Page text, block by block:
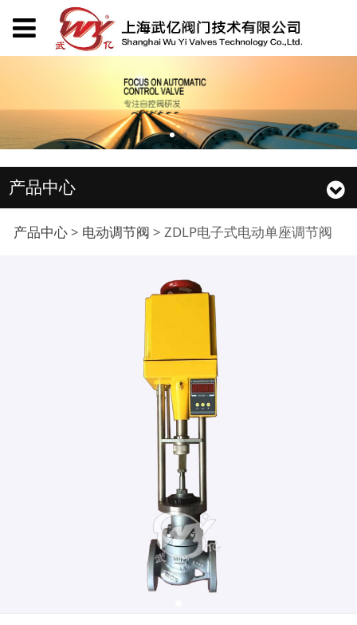
产品中心
ZDLP电子式电动单座调
产品中心> 电动调节阀 > ZDLP电子式电动单座调节阀